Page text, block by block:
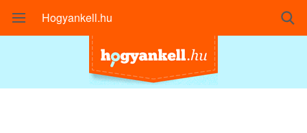
Hogyankell.hu